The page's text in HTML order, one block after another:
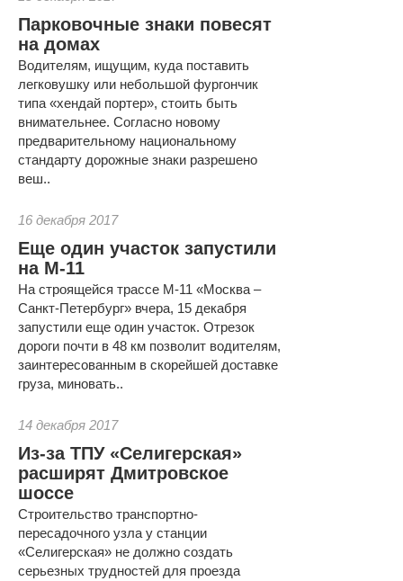
Парковочные знаки повесят
на домах
Водителям, ищущим, куда поставить
легковушку или небольшой фургончик
типа «хендай портер», стоить быть
внимательнее. Согласно новому
предварительному национальному
стандарту дорожные знаки разрешено
веш..
16 декабря 2017
Еще один участок запустили
на М-11
На строящейся трассе М-11 «Москва –
Санкт-Петербург» вчера, 15 декабря
запустили еще один участок. Отрезок
дороги почти в 48 км позволит водителям,
заинтересованным в скорейшей доставке
груза, миновать..
14 декабря 2017
Из-за ТПУ «Селигерская»
расширят Дмитровское
шоссе
Строительство транспортно-
пересадочного узла у станции
«Селигерская» не должно создать
серьезных трудностей для проезда